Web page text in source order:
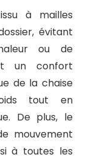
à mailles
évitant
ou de
un confort
de la chaise
tout en
De plus, le
mouvement
à toutes les